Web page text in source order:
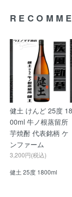
健土 けんど 25度 18
00ml 牛ノ根蒸留所
芋焼酎 代表銘柄 ケ
ンファーム
3,200円(税込)
健土 25度 1800ml